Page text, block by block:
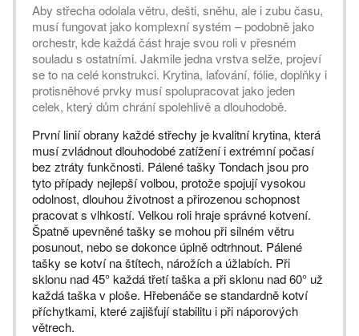
Aby střecha odolala větru, dešti, sněhu, ale i zubu času,
musí fungovat jako komplexní systém – podobně jako
orchestr, kde každá část hraje svou roli v přesném
souladu s ostatními. Jakmile jedna vrstva selže, projeví
se to na celé konstrukci. Krytina, laťování, fólie, doplňky i
protisněhové prvky musí spolupracovat jako jeden
celek, který dům chrání spolehlivě a dlouhodobě.
První linií obrany každé střechy je kvalitní krytina, která
musí zvládnout dlouhodobé zatížení i extrémní počasí
bez ztráty funkčnosti. Pálené tašky Tondach jsou pro
tyto případy nejlepší volbou, protože spojují vysokou
odolnost, dlouhou životnost a přirozenou schopnost
pracovat s vlhkostí. Velkou roli hraje správné kotvení.
Špatně upevněné tašky se mohou při silném větru
posunout, nebo se dokonce úplně odtrhnout. Pálené
tašky se kotví na štítech, nárožích a úžlabích. Při
sklonu nad 45° každá třetí taška a při sklonu nad 60° už
každá taška v ploše. Hřebenáče se standardně kotví
příchytkami, které zajišťují stabilitu i při náporových
větrech.